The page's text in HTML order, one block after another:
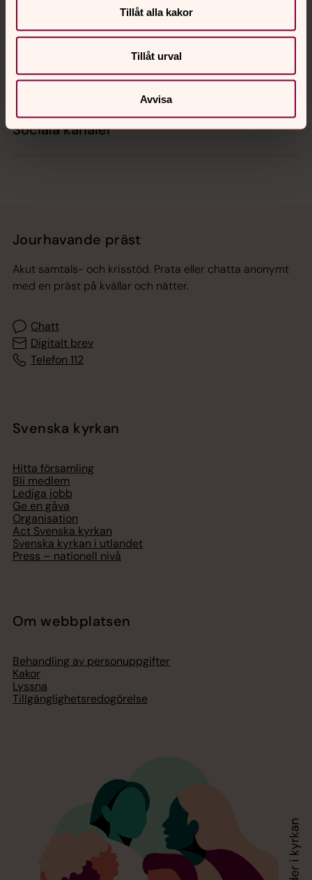
Tillåt alla kakor
Tillåt urval
Avvisa
Kalender
Hitta snabbt
Sociala kanaler
Jourhavande präst
Akut samtals- och krisstöd. Prata eller chatta anonymt
med en präst på kvällar och nätter.
Chatt
Digitalt brev
Telefon 112
Svenska kyrkan
Hitta församling
Bli medlem
Lediga jobb
Ge en gåva
Organisation
Act Svenska kyrkan
Svenska kyrkan i utlandet
Press – nationell nivå
Om webbplatsen
Behandling av personuppgifter
Kakor
Lyssna
Tillgänglighetsredogörelse